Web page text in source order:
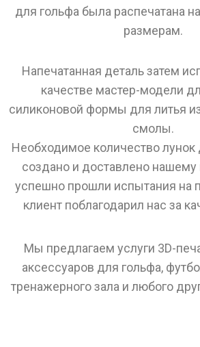
для гольфа была распечатана
размерам.
Напечатанная деталь затем
качестве мастер-модели
силиконовой формы для литья
смолы.
Необходимое количество
создано и доставлено нашему
успешно прошли испытания на
клиент поблагодарил нас за
Мы предлагаем услуги 3D-
аксессуаров для гольфа,
тренажерного зала и любого